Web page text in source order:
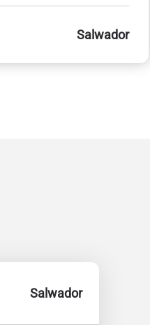
Salwador
Salwador